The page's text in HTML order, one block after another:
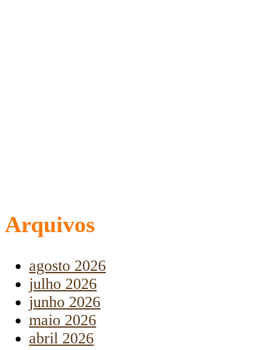
Arquivos
agosto 2026
julho 2026
junho 2026
maio 2026
abril 2026